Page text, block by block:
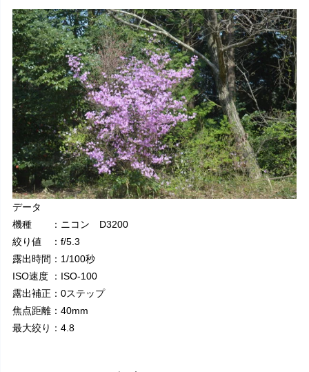
データ
機種 ：ニコン D3200
絞り値 ：f/5.3
露出時間：1/100秒
ISO速度 ：ISO-100
露出補正：0ステップ
焦点距離：40mm
最大絞り：4.8